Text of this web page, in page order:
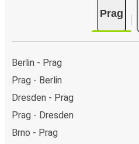
Prag
Berlin - Prag
Prag - Berlin
Dresden - Prag
Prag - Dresden
Brno - Prag